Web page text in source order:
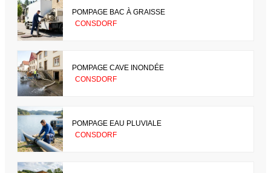
POMPAGE BAC À GRAISSE
CONSDORF
POMPAGE CAVE INONDÉE
CONSDORF
POMPAGE EAU PLUVIALE
CONSDORF